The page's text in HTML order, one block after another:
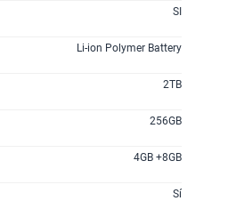
SI
Li-ion Polymer Battery
2TB
256GB
4GB +8GB
Sí